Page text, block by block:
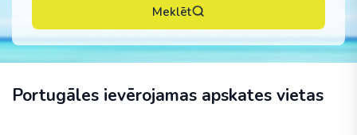
Meklēt
Portugāles ievērojamas apskates vietas